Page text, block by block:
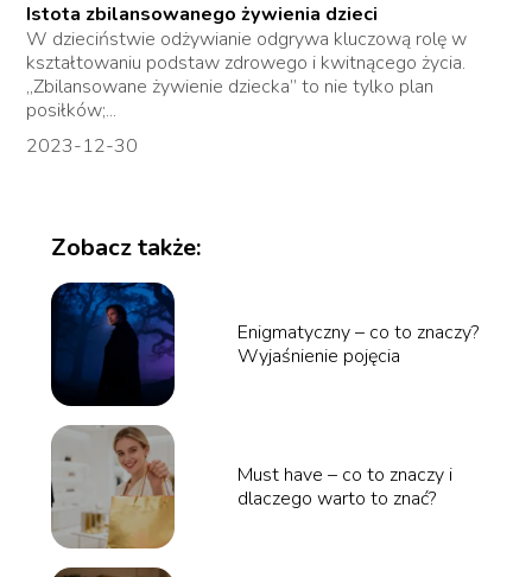
Istota zbilansowanego żywienia dzieci
W dzieciństwie odżywianie odgrywa kluczową rolę w
kształtowaniu podstaw zdrowego i kwitnącego życia.
„Zbilansowane żywienie dziecka” to nie tylko plan
posiłków;...
2023-12-30
Zobacz także:
Enigmatyczny – co to znaczy?
Wyjaśnienie pojęcia
Must have – co to znaczy i
dlaczego warto to znać?